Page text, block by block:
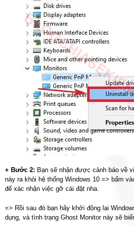
+ Bước 2: Bạn sẽ nhận được cảnh báo về
này ra khỏi hệ thống Windows 10 => bấm
để xác nhận việc gỡ cài đặt nha.
=> Rồi sau đó bạn hãy khởi động lại
dụng, và tình trạng Ghost Monitor này sẽ